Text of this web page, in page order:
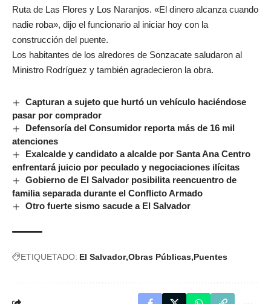
Ruta de Las Flores y Los Naranjos. «El dinero alcanza cuando
nadie roba», dijo el funcionario al iniciar hoy con la
construcción del puente.
Los habitantes de los alredores de Sonzacate saludaron al
Ministro Rodríguez y también agradecieron la obra.
Capturan a sujeto que hurtó un vehículo haciéndose
pasar por comprador
Defensoría del Consumidor reporta más de 16 mil
atenciones
Exalcalde y candidato a alcalde por Santa Ana Centro
enfrentará juicio por peculado y negociaciones ilícitas
Gobierno de El Salvador posibilita reencuentro de
familia separada durante el Conflicto Armado
Otro fuerte sismo sacude a El Salvador
ETIQUETADO: El Salvador Obras Públicas Puentes